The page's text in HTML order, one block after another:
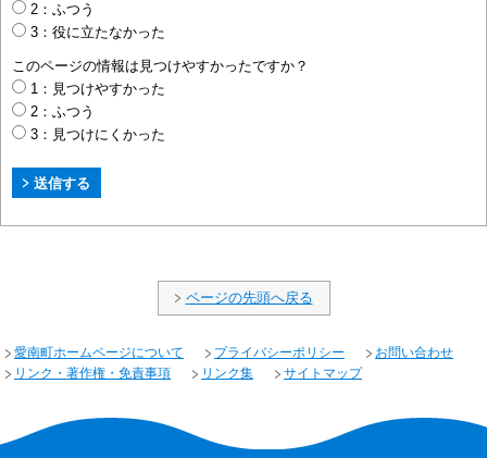
2：ふつう
3：役に立たなかった
このページの情報は見つけやすかったですか？
1：見つけやすかった
2：ふつう
3：見つけにくかった
ページの先頭へ戻る
愛南町ホームページについて プライバシーポリシー
お問い合わせ
リンク・著作権・免責事項
リンク集 サイトマップ